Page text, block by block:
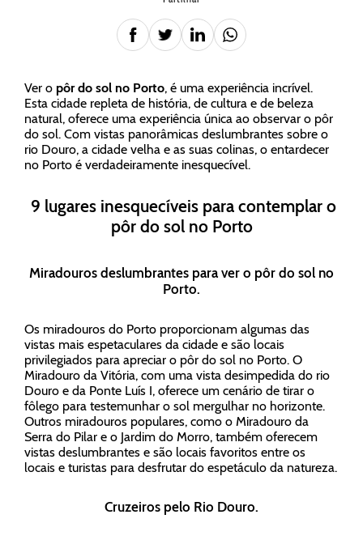
Ver o pôr do sol no Porto, é uma experiência incrível.
Esta cidade repleta de história, de cultura e de beleza
natural, oferece uma experiência única ao observar o pôr
do sol. Com vistas panorâmicas deslumbrantes sobre o
rio Douro, a cidade velha e as suas colinas, o entardecer
no Porto é verdadeiramente inesquecível.
9 lugares inesquecíveis para contemplar o
pôr do sol no Porto
Miradouros deslumbrantes para ver o pôr do sol no
Porto.
Os miradouros do Porto proporcionam algumas das
vistas mais espetaculares da cidade e são locais
privilegiados para apreciar o pôr do sol no Porto. O
Miradouro da Vitória, com uma vista desimpedida do rio
Douro e da Ponte Luís I, oferece um cenário de tirar o
fôlego para testemunhar o sol mergulhar no horizonte.
Outros miradouros populares, como o Miradouro da
Serra do Pilar e o Jardim do Morro, também oferecem
vistas deslumbrantes e são locais favoritos entre os
locais e turistas para desfrutar do espetáculo da natureza.
Cruzeiros pelo Rio Douro.